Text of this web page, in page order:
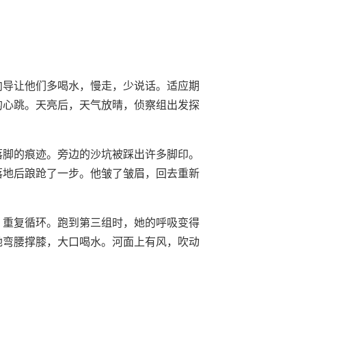
让他们多喝水，慢走，少说话。适应期
跳。天亮后，天气放晴，侦察组出发探
的痕迹。旁边的沙坑被踩出许多脚印。
后踉跄了一步。他皱了皱眉，回去重新
复循环。跑到第三组时，她的呼吸变得
腰撑膝，大口喝水。河面上有风，吹动